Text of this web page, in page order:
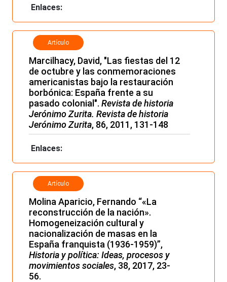
Enlaces:
Artículo
Marcilhacy, David, "Las fiestas del 12
de octubre y las conmemoraciones
americanistas bajo la restauración
borbónica: España frente a su
pasado colonial". Revista de historia
Jerónimo Zurita. Revista de historia
Jerónimo Zurita, 86, 2011, 131-148
Enlaces:
Artículo
Molina Aparicio, Fernando “«La
reconstrucción de la nación».
Homogeneización cultural y
nacionalización de masas en la
España franquista (1936-1959)”,
Historia y política: Ideas, procesos y
movimientos sociales, 38, 2017, 23-
56.